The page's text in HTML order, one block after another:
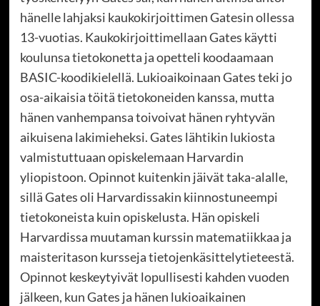
hänelle lahjaksi kaukokirjoittimen Gatesin ollessa
13-vuotias. Kaukokirjoittimellaan Gates käytti
koulunsa tietokonetta ja opetteli koodaamaan
BASIC-koodikielellä. Lukioaikoinaan Gates teki jo
osa-aikaisia töitä tietokoneiden kanssa, mutta
hänen vanhempansa toivoivat hänen ryhtyvän
aikuisena lakimieheksi. Gates lähtikin lukiosta
valmistuttuaan opiskelemaan Harvardin
yliopistoon. Opinnot kuitenkin jäivät taka-alalle,
sillä Gates oli Harvardissakin kiinnostuneempi
tietokoneista kuin opiskelusta. Hän opiskeli
Harvardissa muutaman kurssin matematiikkaa ja
maisteritason kursseja tietojenkäsittelytieteestä.
Opinnot keskeytyivät lopullisesti kahden vuoden
jälkeen, kun Gates ja hänen lukioaikainen